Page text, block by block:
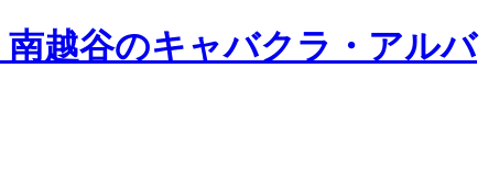
越谷のキャバクラ・アルバ